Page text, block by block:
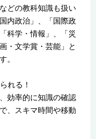
どの教科知識も扱い
内政治」、「国際政
科学・情報」、「災
・文学賞・芸能」と
。
れる！
効率的に知識の確認
、スキマ時間や移動